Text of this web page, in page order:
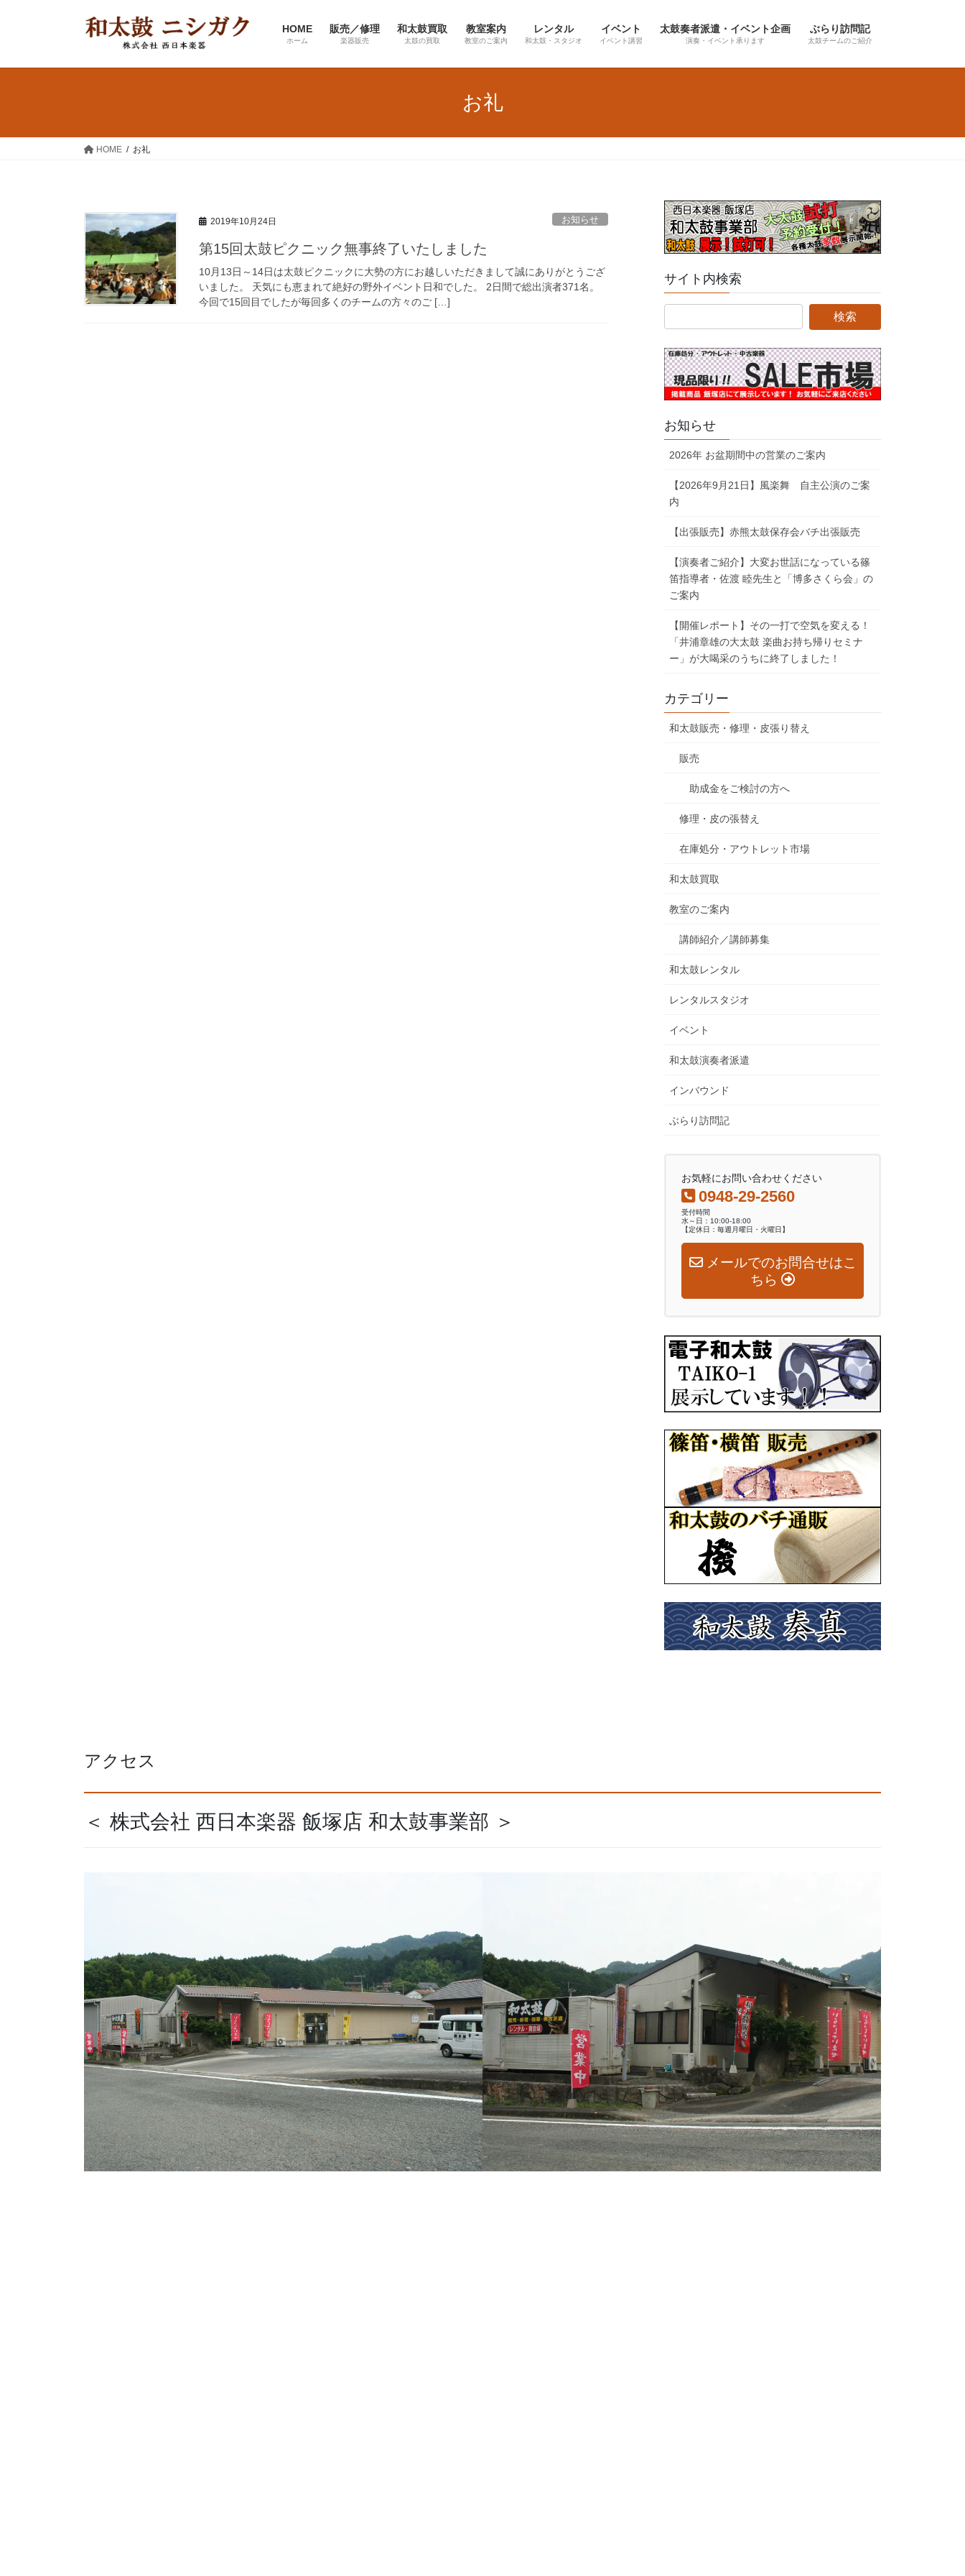
HOME
ホーム
販売／修理
楽器販売
和太鼓買取
太鼓の買取
教室案内
教室のご案内
レンタル
和太鼓・スタジオ
イベント
イベント講習
太鼓奏者派遣・イベント企画
演奏・イベント承ります
ぶらり訪問記
太鼓チームのご紹介
お礼
HOME お礼
2019年10月24日 お知らせ
第15回太鼓ピクニック無事終了いたしました
10月13日～14日は太鼓ピクニックに大勢の方にお越しいただきまして誠にありがとうござ
いました。 天気にも恵まれて絶好の野外イベント日和でした。 2日間で総出演者371名。
今回で15回目でしたが毎回多くのチームの方々のご […]
サイト内検索
お知らせ
2026年 お盆期間中の営業のご案内
【2026年9月21日】風楽舞 自主公演のご案
内
【出張販売】赤熊太鼓保存会バチ出張販売
【演奏者ご紹介】大変お世話になっている篠
笛指導者・佐渡 睦先生と「博多さくら会」の
ご案内
【開催レポート】その一打で空気を変える！
「井浦章雄の大太鼓 楽曲お持ち帰りセミナ
ー」が大喝采のうちに終了しました！
カテゴリー
和太鼓販売・修理・皮張り替え
販売
助成金をご検討の方へ
修理・皮の張替え
在庫処分・アウトレット市場
和太鼓買取
教室のご案内
講師紹介／講師募集
和太鼓レンタル
レンタルスタジオ
イベント
和太鼓演奏者派遣
インバウンド
ぶらり訪問記
お気軽にお問い合わせください
0948-29-2560
受付時間
水～日：10:00-18:00
【定休日：毎週月曜日・火曜日】
メールでのお問合せはこ
ちら
アクセス
＜ 株式会社 西日本楽器 飯塚店 和太鼓事業部 ＞